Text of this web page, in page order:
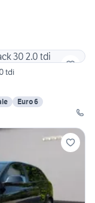
tdi
Euro 6